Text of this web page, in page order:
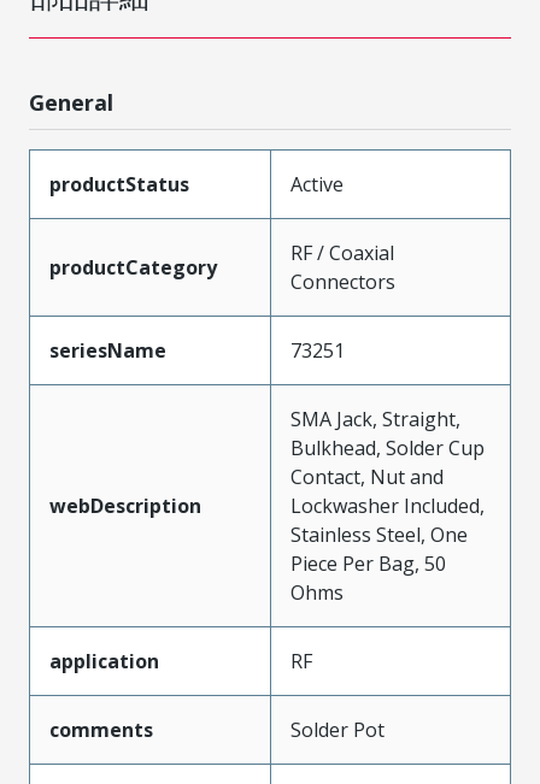
General
productStatus Active
productCategory
RF / Coaxial
Connectors
seriesName 73251
webDescription
SMA Jack, Straight,
Bulkhead, Solder Cup
Contact, Nut and
Lockwasher Included,
Stainless Steel, One
Piece Per Bag, 50
Ohms
application RF
comments Solder Pot